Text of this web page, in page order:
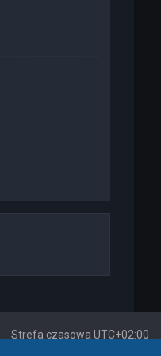
Strefa czasowa UTC+02:00